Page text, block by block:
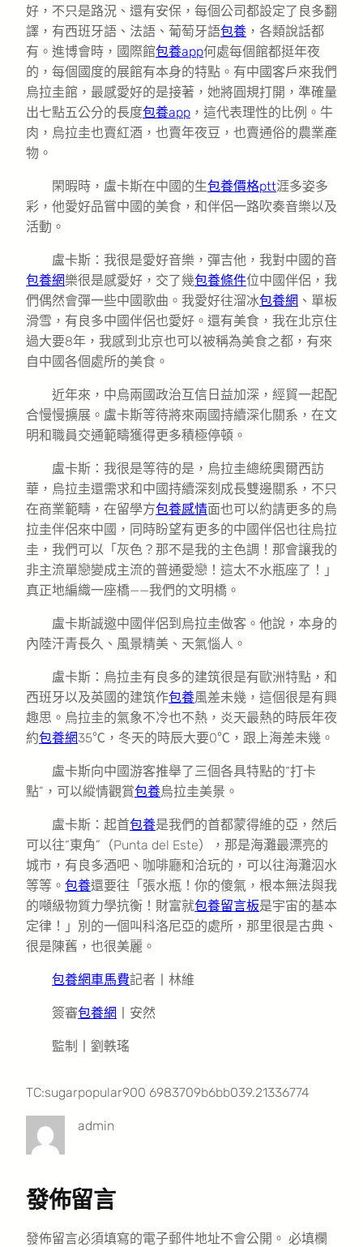
好，不只是路況、還有安保，每個公司都設定了良多翻
譯，有西班牙語、法語、葡萄牙語包養 ，各類說話都
有。進博會時，國際館包養app何處每個館都挺年夜
的，每個國度的展館有本身的特點。有中國客戶來我們
烏拉圭館，最感愛好的是接著，她將圓規打開，準確量
出七點五公分的長度包養app ，這代表理性的比例。牛
肉，烏拉圭也賣紅酒，也賣年夜豆，也賣通俗的農業產
物。
閑暇時，盧卡斯在中國的生包養價格ptt涯多姿多
彩，他愛好品嘗中國的美食，和伴侶一路吹奏音樂以及
活動。
盧卡斯：我很是愛好音樂，彈吉他，我對中國的音
包養網樂很是感愛好，交了幾包養條件位中國伴侶，我
們偶然會彈一些中國歌曲。我愛好往溜冰包養網 、單板
滑雪，有良多中國伴侶也愛好。還有美食，我在北京住
過大要8年，我感到北京也可以被稱為美食之都，有來
自中國各個處所的美食。
近年來，中烏兩國政治互信日益加深，經貿一起配
合慢慢擴展。盧卡斯等待將來兩國持續深化關系，在文
明和職員交通範疇獲得更多積極停頓。
盧卡斯：我很是等待的是，烏拉圭總統奧爾西訪
華，烏拉圭還需求和中國持續深刻成長雙邊關系，不只
在商業範疇，在留學方包養感情面也可以約請更多的烏
拉圭伴侶來中國，同時盼望有更多的中國伴侶也往烏拉
圭，我們可以「灰色？那不是我的主色調！那會讓我的
非主流單戀變成主流的普通愛戀！這太不水瓶座了！」
真正地編織一座橋——我們的文明橋。
盧卡斯誠邀中國伴侶到烏拉圭做客。他說，本身的
內陸汗青長久、風景精美、天氣惱人。
盧卡斯：烏拉圭有良多的建筑很是有歐洲特點，和
西班牙以及英國的建筑作包養風差未幾，這個很是有興
趣思。烏拉圭的氣象不冷也不熱，炎天最熱的時辰年夜
約包養網35℃，冬天的時辰大要0℃，跟上海差未幾。
盧卡斯向中國游客推舉了三個各具特點的“打卡
點”，可以縱情觀賞包養烏拉圭美景。
盧卡斯：起首包養是我們的首都蒙得維的亞，然后
可以往“東角”（Punta del Este），那是海灘最漂亮的
城市，有良多酒吧、咖啡廳和洽玩的，可以往海灘泅水
等等。 包養還要往「張水瓶！你的傻氣，根本無法與我
的噸級物質力學抗衡！財富就包養留言板是宇宙的基本
定律！」別的一個叫科洛尼亞的處所，那里很是古典、
很是陳舊，也很美麗。
包養網車馬費記者丨林維
簽審包養網 丨安然
監制丨劉軼瑤
TC:sugarpopular900 6983709b6bb039.21336774
admin
發佈留言
發佈留言必須填寫的電子郵件地址不會公開。 必填欄